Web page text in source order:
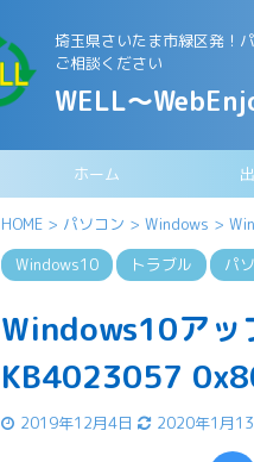
埼玉県さいたま市緑区発！
ご相談ください
WELL～
ホーム
HOME > パソコン > Windows >
Windows10
トラブル パ
Windows10アッ
KB4023057
2019年12月4日 2020年1月